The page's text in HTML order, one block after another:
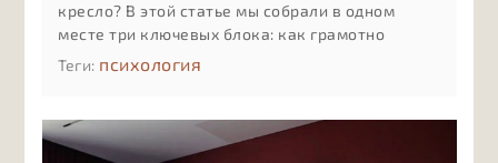
кресло? В этой статье мы собрали в одном
месте три ключевых блока: как грамотно
разместить комплекс на стене с учётом
ухаживать за деревом, тканью и креплениями,
чтобы комплекс служил долго и оставался
Теги: психология